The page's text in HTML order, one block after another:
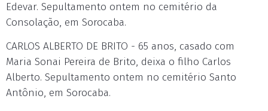
Edevar. Sepultamento ontem no cemitério da
Consolação, em Sorocaba.
CARLOS ALBERTO DE BRITO - 65 anos, casado com
Maria Sonai Pereira de Brito, deixa o filho Carlos
Alberto. Sepultamento ontem no cemitério Santo
Antônio, em Sorocaba.